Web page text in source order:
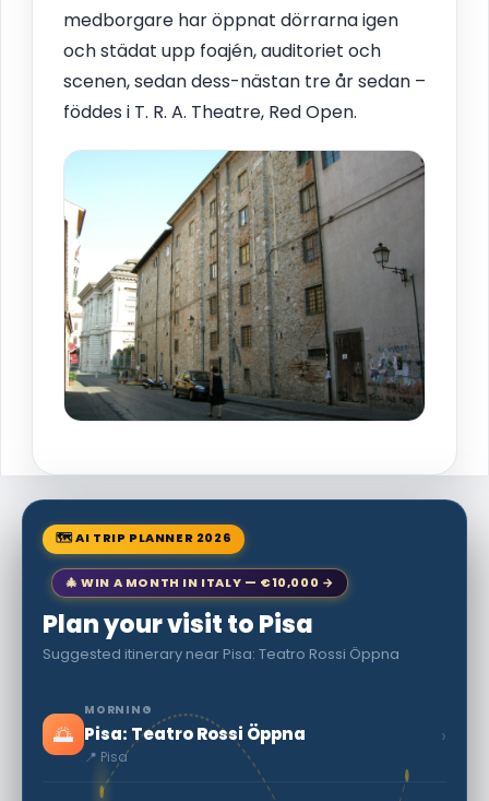
medborgare har öppnat dörrarna igen
och städat upp foajén, auditoriet och
scenen, sedan dess-nästan tre år sedan –
föddes i T. R. A. Theatre, Red Open.
🗺 AI TRIP PLANNER 2026
🎄 WIN A MONTH IN ITALY — €10,000 →
Plan your visit to Pisa
Suggested itinerary near Pisa: Teatro Rossi Öppna
🌅
MORNING
Pisa: Teatro Rossi Öppna
📍 Pisa
›